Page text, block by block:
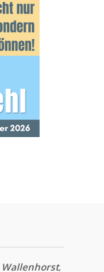
Wallenhorst,